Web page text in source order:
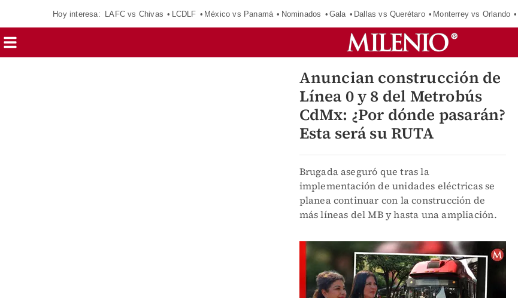
Hoy interesa: LAFC vs Chivas LCDLF México vs Panamá Nominados Gala Dallas vs Querétaro Monterrey vs Orlando
Anuncian construcción de
Línea 0 y 8 del Metrobús
CdMx: ¿Por dónde pasarán?
Esta será su RUTA
Brugada aseguró que tras la
implementación de unidades eléctricas se
planea continuar con la construcción de
más líneas del MB y hasta una ampliación.